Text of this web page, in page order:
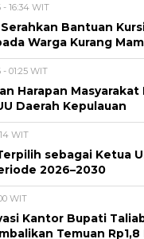
- 16:34 WIT
Bantuan
Warga Kurang
01:25 WIT
Harapan
Daerah Kepulauan
WIT
sebagai Ketua
2026–2030
WIT
Kantor Bupati
Temuan Rp1,8